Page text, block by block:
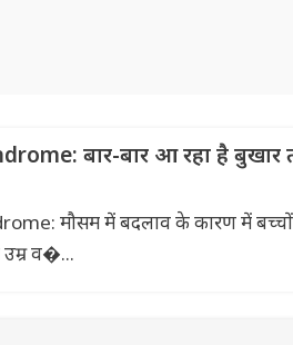
बार-बार आ रहा है बुखार
मौसम में बदलाव के कारण में बच्चों
व�...